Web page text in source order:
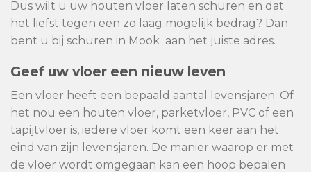
Dus wilt u uw houten vloer laten schuren en dat
het liefst tegen een zo laag mogelijk bedrag? Dan
bent u bij schuren in Mook aan het juiste adres.
Geef uw vloer een nieuw leven
Een vloer heeft een bepaald aantal levensjaren. Of
het nou een houten vloer, parketvloer, PVC of een
tapijtvloer is, iedere vloer komt een keer aan het
eind van zijn levensjaren. De manier waarop er met
de vloer wordt omgegaan kan een hoop bepalen